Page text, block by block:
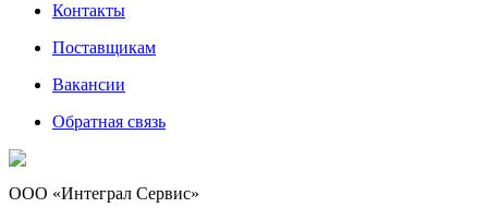
Контакты
Поставщикам
Вакансии
Обратная связь
ООО «Интеграл Сервис»